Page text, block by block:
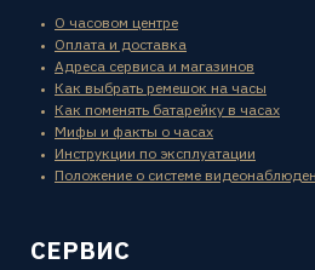
О часовом центре
Оплата и доставка
Адреса сервиса и магазинов
Как выбрать ремешок на часы
Как поменять батарейку в часах
Мифы и факты о часах
Инструкции по эксплуатации
Положение о системе
СЕРВИС